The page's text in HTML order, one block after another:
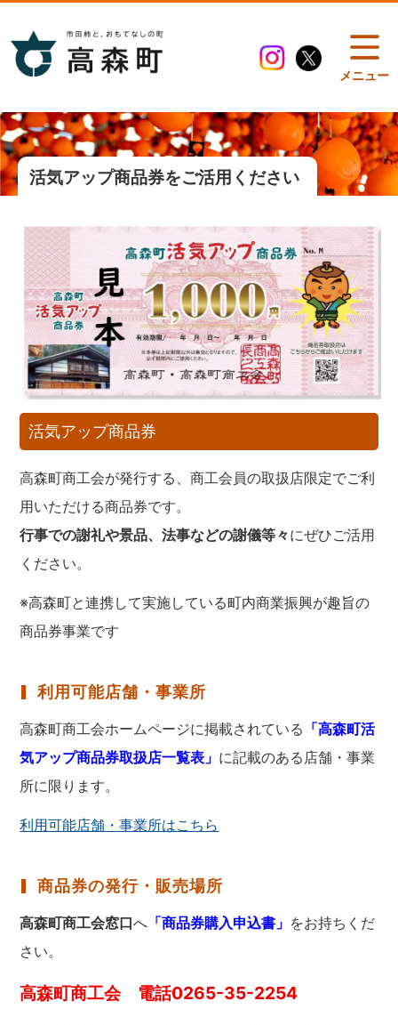
メニュー
活気アップ商品券をご活用ください
活気アップ商品券
高森町商工会が発行する、商工会員の取扱店限定でご利
用いただける商品券です。
行事での謝礼や景品、法事などの謝儀等々にぜひご活用
ください。
※高森町と連携して実施している町内商業振興が趣旨の
商品券事業です
利用可能店舗・事業所
高森町商工会ホームページに掲載されている 「高森町活
気アップ商品券取扱店一覧表」 に記載のある店舗・事業
所に限ります。
利用可能店舗・事業所はこちら
商品券の発行・販売場所
高森町商工会窓口へ 「商品券購入申込書」 をお持ちくだ
さい。
高森町商工会 電話0265-35-2254